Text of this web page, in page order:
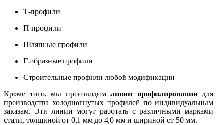
Т-профили
П-профили
Шляпные профили
Г-образные профили
Строительные профили любой модификации
Кроме того, мы производим линии профилированиядля
производства холодногнутых профилей по индивидуальным
заказам. Эти линии могут работать с различными марками
стали, толщиной от 0,1 мм до 4,0 мм и шириной от 50 мм.